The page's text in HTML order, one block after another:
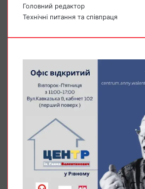
Головний редактор
Технічні питання та співпраця